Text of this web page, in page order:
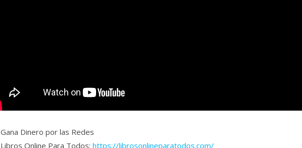
Gana Dinero por las Redes
Libros Online Para Todos: https://librosonlineparatodos.com/